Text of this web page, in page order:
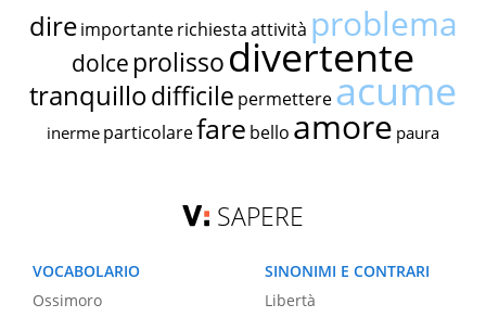
dire importante richiestaattività problema
dolce prolissodivertente
tranquillodifficile permettereacume
inerme particolarefare bello amore paura
SAPERE
VOCABOLARIO
Ossimoro
SINONIMI E CONTRARI
Libertà